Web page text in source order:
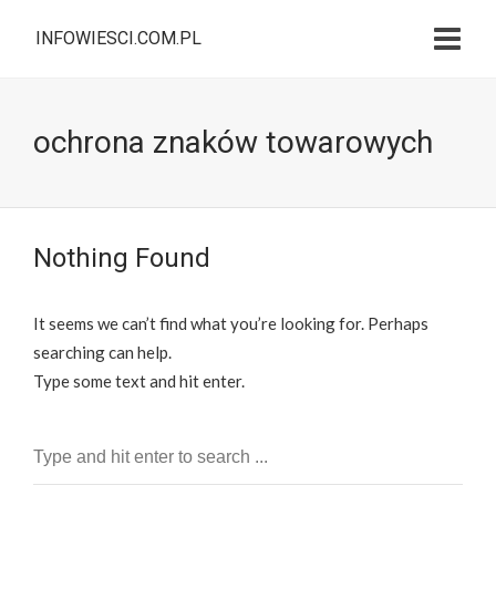
INFOWIESCI.COM.PL
ochrona znaków towarowych
Nothing Found
It seems we can’t find what you’re looking for. Perhaps
searching can help.
Type some text and hit enter.